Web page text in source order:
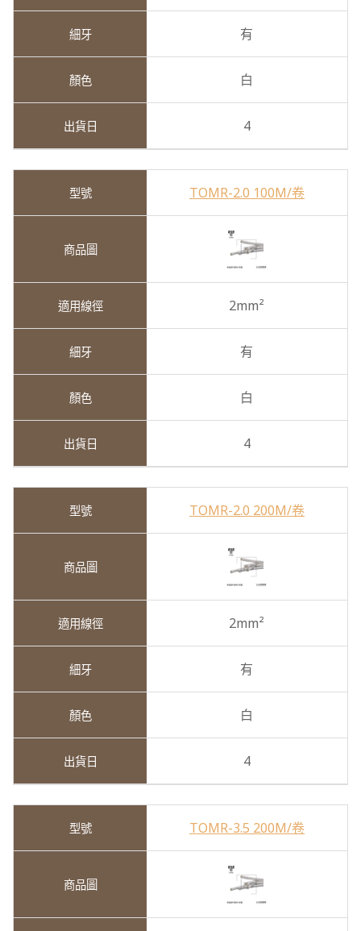
有
白
4
TOMR-2.0 100M/卷
2mm²
有
白
4
TOMR-2.0 200M/卷
2mm²
有
白
4
TOMR-3.5 200M/卷